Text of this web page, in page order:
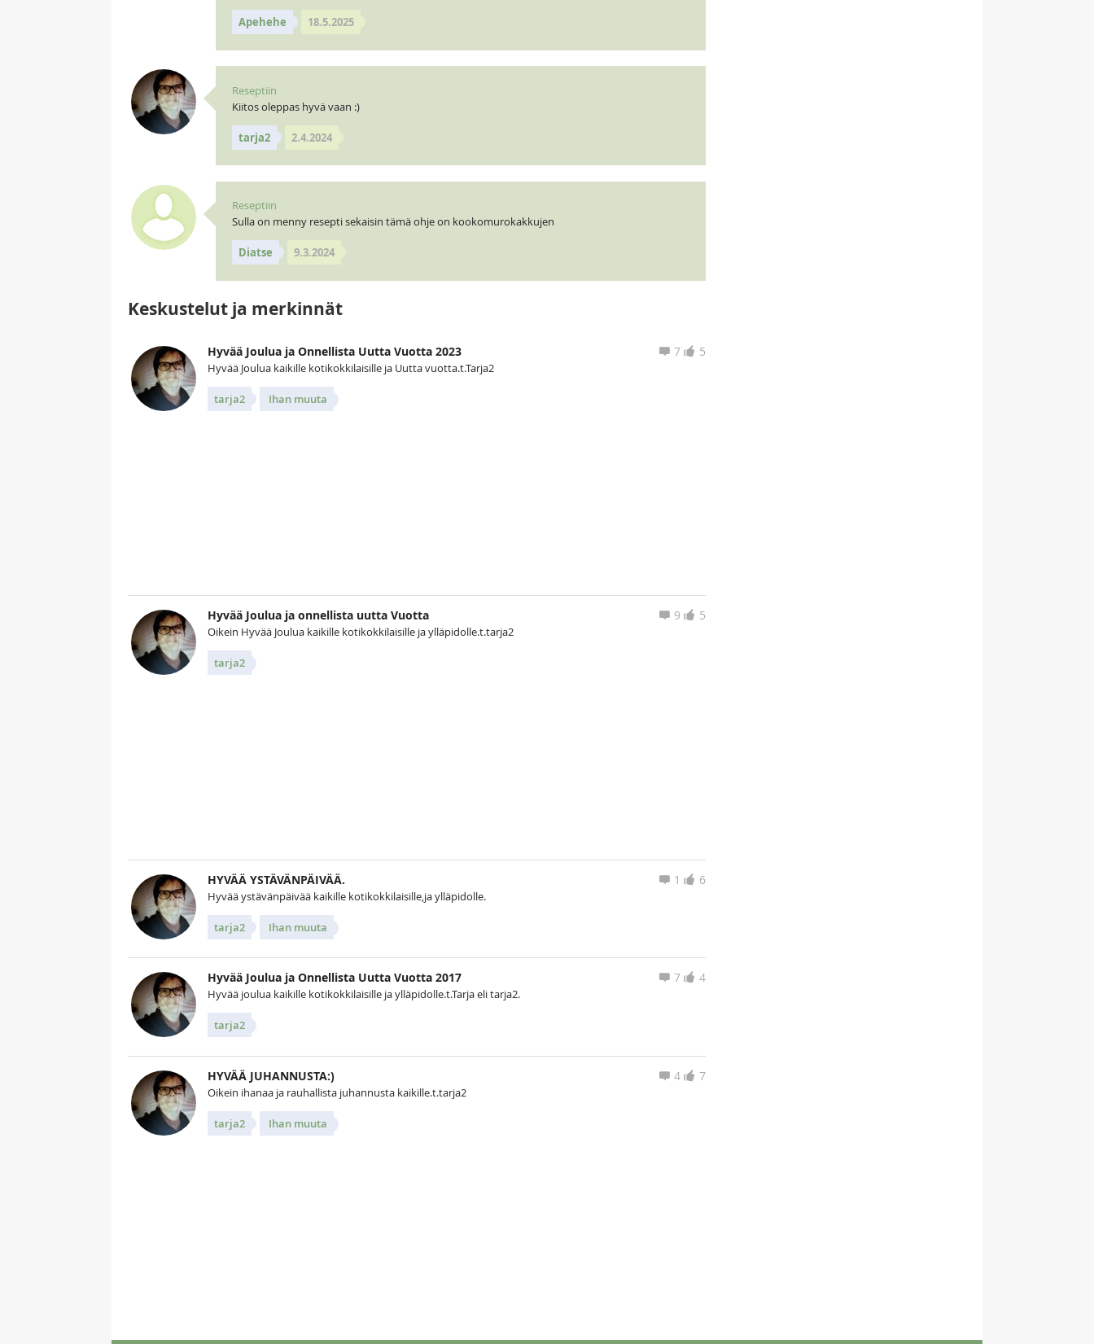
Apehehe 18.5.2025
Reseptiin
Kiitos oleppas hyvä vaan :)
tarja2 2.4.2024
Reseptiin
Sulla on menny resepti sekaisin tämä ohje on kookomurokakkujen
Diatse 9.3.2024
Keskustelut ja merkinnät
Hyvää Joulua ja Onnellista Uutta Vuotta 2023 5
7
Hyvää Joulua kaikille kotikokkilaisille ja Uutta vuotta.t.Tarja2
tarja2 Ihan muuta
Hyvää Joulua ja onnellista uutta Vuotta 5
9
Oikein Hyvää Joulua kaikille kotikokkilaisille ja ylläpidolle.t.tarja2
tarja2
HYVÄÄ YSTÄVÄNPÄIVÄÄ. 6
1
Hyvää ystävänpäivää kaikille kotikokkilaisille,ja ylläpidolle.
tarja2 Ihan muuta
Hyvää Joulua ja Onnellista Uutta Vuotta 2017 4
7
Hyvää joulua kaikille kotikokkilaisille ja ylläpidolle.t.Tarja eli tarja2.
tarja2
HYVÄÄ JUHANNUSTA:) 7
4
Oikein ihanaa ja rauhallista juhannusta kaikille.t.tarja2
tarja2 Ihan muuta